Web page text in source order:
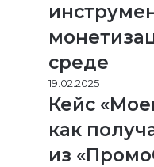
среде
19.02.2025
Кейс
как
из